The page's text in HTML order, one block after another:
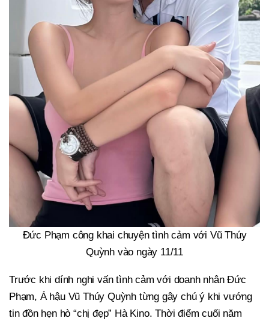
Đức Phạm công khai chuyện tình cảm với Vũ Thúy
Quỳnh vào ngày 11/11
Trước khi dính nghi vấn tình cảm với doanh nhân Đức
Phạm, Á hậu Vũ Thúy Quỳnh từng gây chú ý khi vướng
tin đồn hẹn hò “chị đẹp” Hà Kino. Thời điểm cuối năm